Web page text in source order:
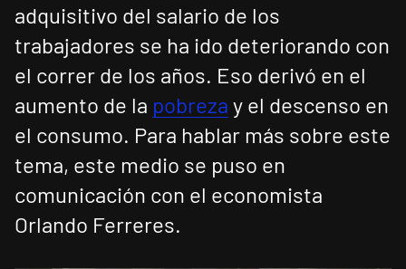
adquisitivo del salario de los
trabajadores se ha ido deteriorando con
el correr de los años. Eso derivó en el
aumento de la pobreza y el descenso en
el consumo. Para hablar más sobre este
tema, este medio se puso en
comunicación con el economista
Orlando Ferreres.